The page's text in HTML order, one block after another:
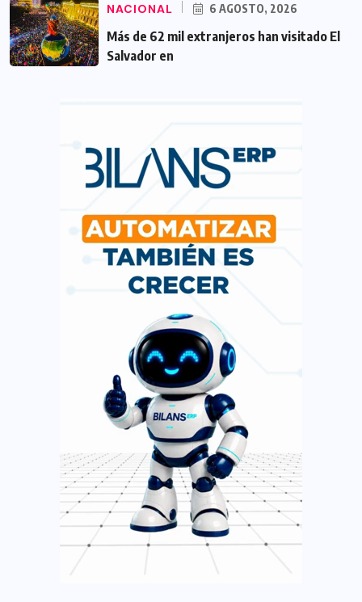
NACIONAL 6 AGOSTO, 2026
Más de 62 mil extranjeros han visitado El
Salvador en